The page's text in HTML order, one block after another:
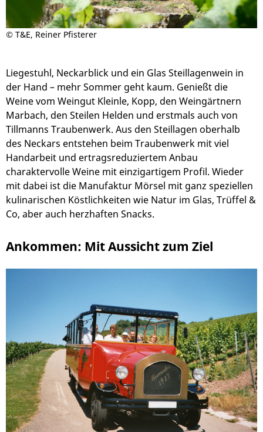
© T&E, Reiner Pfisterer
Liegestuhl, Neckarblick und ein Glas Steillagenwein in
der Hand – mehr Sommer geht kaum. Genießt die
Weine vom Weingut Kleinle, Kopp, den Weingärtnern
Marbach, den Steilen Helden und erstmals auch von
Tillmanns Traubenwerk. Aus den Steillagen oberhalb
des Neckars entstehen beim Traubenwerk mit viel
Handarbeit und ertragsreduziertem Anbau
charaktervolle Weine mit einzigartigem Profil. Wieder
mit dabei ist die Manufaktur Mörsel mit ganz speziellen
kulinarischen Köstlichkeiten wie Natur im Glas, Trüffel &
Co, aber auch herzhaften Snacks.
Ankommen: Mit Aussicht zum Ziel